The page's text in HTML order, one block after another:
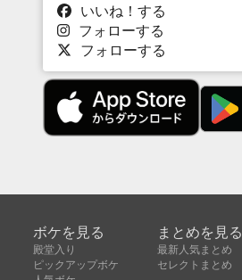
いいね！する
フォローする
フォローする
ボケを見る
殿堂入り
ピックアップボケ
まとめを見る
最新人気まとめ
セレクトまとめ